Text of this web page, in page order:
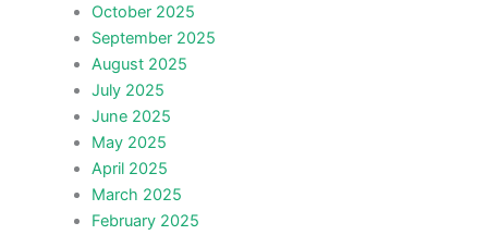
October 2025
September 2025
August 2025
July 2025
June 2025
May 2025
April 2025
March 2025
February 2025